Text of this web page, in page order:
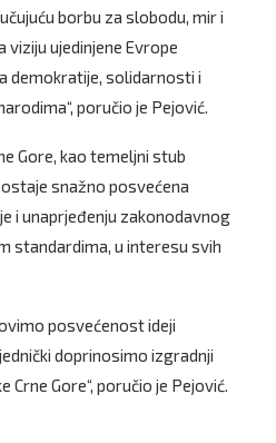
borbu za slobodu, mir i
ujedinjene Evrope
demokratije, solidarnosti i
poručio je Pejović.
Gore, kao temeljni stub
snažno posvećena
i unaprjeđenju zakonodavnog
standardima, u interesu svih
posvećenost ideji
doprinosimo izgradnji
Gore“, poručio je Pejović.